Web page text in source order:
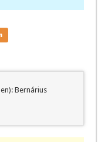
Bernárius